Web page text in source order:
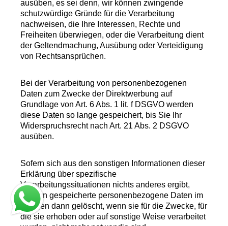
ausüben, es sei denn, wir können zwingende
schutzwürdige Gründe für die Verarbeitung
nachweisen, die Ihre Interessen, Rechte und
Freiheiten überwiegen, oder die Verarbeitung dient
der Geltendmachung, Ausübung oder Verteidigung
von Rechtsansprüchen.
Bei der Verarbeitung von personenbezogenen
Daten zum Zwecke der Direktwerbung auf
Grundlage von Art. 6 Abs. 1 lit. f DSGVO werden
diese Daten so lange gespeichert, bis Sie Ihr
Widerspruchsrecht nach Art. 21 Abs. 2 DSGVO
ausüben.
Sofern sich aus den sonstigen Informationen dieser
Erklärung über spezifische
Verarbeitungssituationen nichts anderes ergibt,
werden gespeicherte personenbezogene Daten im
Übrigen dann gelöscht, wenn sie für die Zwecke, für
die sie erhoben oder auf sonstige Weise verarbeitet